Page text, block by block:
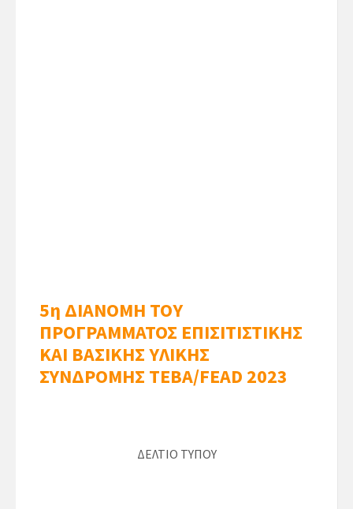
5η ΔΙΑΝΟMΗ ΤΟΥ
ΠΡΟΓΡΑΜΜΑΤΟΣ ΕΠΙΣΙΤΙΣΤΙΚΗΣ
ΚΑΙ ΒΑΣΙΚΗΣ ΥΛΙΚΗΣ
ΣΥΝΔΡΟΜΗΣ ΤΕΒΑ/FEAD 2023
ΔΕΛΤΙΟ ΤΥΠΟΥ